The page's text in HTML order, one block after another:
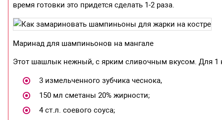
время готовки это придется сделать 1-2 раза.
Маринад для шампиньонов на мангале
Этот шашлык нежный, с ярким сливочным вкусом. Для 1
3 измельченного зубчика чеснока,
150 мл сметаны 20% жирности;
4 ст.л. соевого соуса;